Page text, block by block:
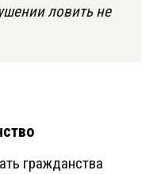
ловить не
гражданства